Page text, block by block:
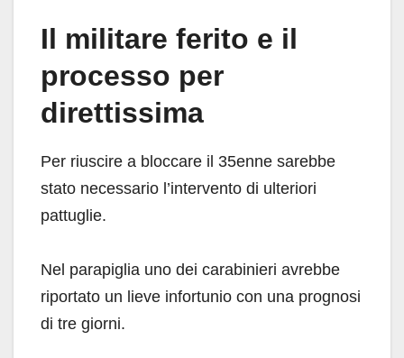
Il militare ferito e il
processo per
direttissima
Per riuscire a bloccare il 35enne sarebbe
stato necessario l’intervento di ulteriori
pattuglie.
Nel parapiglia uno dei carabinieri avrebbe
riportato un lieve infortunio con una prognosi
di tre giorni.